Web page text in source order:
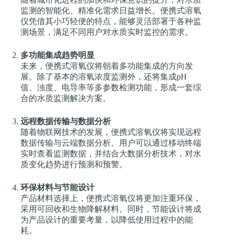
监测的智能化、精准化需求日益增长。便携式溶氧
仪凭借其小巧轻便的特点，能够灵活部署于各种监
测场景，满足不同用户对水质实时监控的需求。
多功能集成趋势明显
未来，便携式溶氧仪将朝着多功能集成的方向发
展。除了基本的溶氧浓度监测外，还将集成pH
值、浊度、电导率等多参数检测功能，形成一套综
合的水质监测解决方案。
远程数据传输与数据分析
随着物联网技术的发展，便携式溶氧仪将实现远程
数据传输与云端数据分析。用户可以通过移动终端
实时查看监测数据，并结合大数据分析技术，对水
质变化趋势进行预测和预警。
环保材料与节能设计
产品材料选择上，便携式溶氧仪将更加注重环保，
采用可回收和生物降解材料。同时，节能设计将成
为产品设计的重要考量，以降低使用过程中的能
耗。